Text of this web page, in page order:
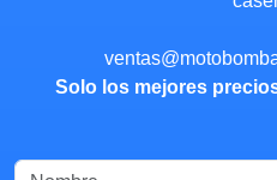
Solo los mejores